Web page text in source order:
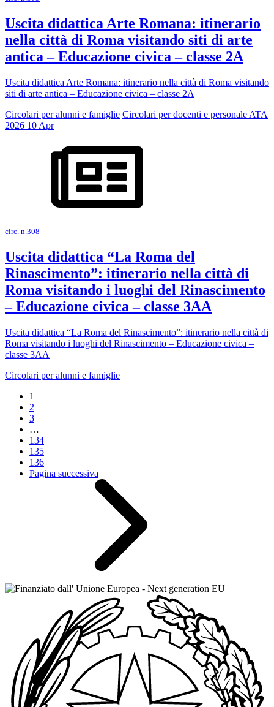
Uscita didattica Arte Romana: itinerario
nella città di Roma visitando siti di arte
antica – Educazione civica – classe 2A
Uscita didattica Arte Romana: itinerario nella città di Roma visitando
siti di arte antica – Educazione civica – classe 2A
Circolari per alunni e famiglie Circolari per docenti e personale ATA
2026 10 Apr
circ. n.308
Uscita didattica “La Roma del
Rinascimento”: itinerario nella città di
Roma visitando i luoghi del Rinascimento
– Educazione civica – classe 3AA
Uscita didattica “La Roma del Rinascimento”: itinerario nella città di
Roma visitando i luoghi del Rinascimento – Educazione civica –
classe 3AA
Circolari per alunni e famiglie
1
2
3
…
134
135
136
Pagina successiva